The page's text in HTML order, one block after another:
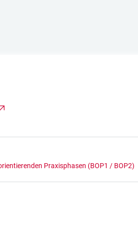
Praxisphasen (BOP1 / BOP2)